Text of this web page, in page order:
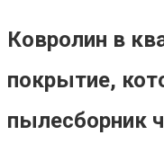
Ковролин в
покрытие,
пылесборник